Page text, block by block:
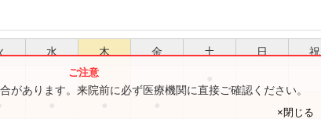
水 木 金 土 日 祝
があります。来院前に必ず医療機関に直接ご確認ください。
×閉じる